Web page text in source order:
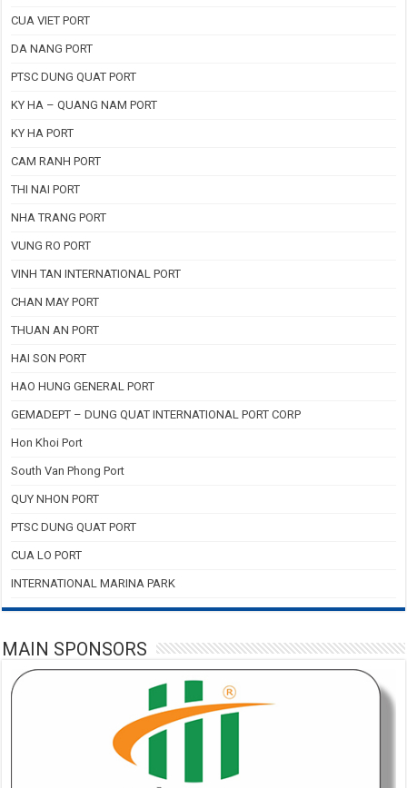
CUA VIET PORT
DA NANG PORT
PTSC DUNG QUAT PORT
KY HA – QUANG NAM PORT
KY HA PORT
CAM RANH PORT
THI NAI PORT
NHA TRANG PORT
VUNG RO PORT
VINH TAN INTERNATIONAL PORT
CHAN MAY PORT
THUAN AN PORT
HAI SON PORT
HAO HUNG GENERAL PORT
GEMADEPT – DUNG QUAT INTERNATIONAL PORT CORP
Hon Khoi Port
South Van Phong Port
QUY NHON PORT
PTSC DUNG QUAT PORT
CUA LO PORT
INTERNATIONAL MARINA PARK
MAIN SPONSORS